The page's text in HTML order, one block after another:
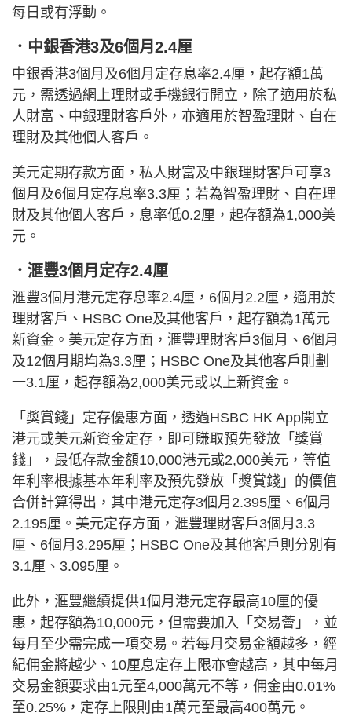
每日或有浮動。
．中銀香港3及6個月2.4厘
中銀香港3個月及6個月定存息率2.4厘，起存額1萬
元，需透過網上理財或手機銀行開立，除了適用於私
人財富、中銀理財客戶外，亦適用於智盈理財、自在
理財及其他個人客戶。
美元定期存款方面，私人財富及中銀理財客戶可享3
個月及6個月定存息率3.3厘；若為智盈理財、自在理
財及其他個人客戶，息率低0.2厘，起存額為1,000美
元。
．滙豐3個月定存2.4厘
滙豐3個月港元定存息率2.4厘，6個月2.2厘，適用於
理財客戶、HSBC One及其他客戶，起存額為1萬元
新資金。美元定存方面，滙豐理財客戶3個月、6個月
及12個月期均為3.3厘；HSBC One及其他客戶則劃
一3.1厘，起存額為2,000美元或以上新資金。
「獎賞錢」定存優惠方面，透過HSBC HK App開立
港元或美元新資金定存，即可賺取預先發放「獎賞
錢」，最低存款金額10,000港元或2,000美元，等值
年利率根據基本年利率及預先發放「獎賞錢」的價值
合併計算得出，其中港元定存3個月2.395厘、6個月
2.195厘。美元定存方面，滙豐理財客戶3個月3.3
厘、6個月3.295厘；HSBC One及其他客戶則分別有
3.1厘、3.095厘。
此外，滙豐繼續提供1個月港元定存最高10厘的優
惠，起存額為10,000元，但需要加入「交易薈」，並
每月至少需完成一項交易。若每月交易金額越多，經
紀佣金將越少、10厘息定存上限亦會越高，其中每月
交易金額要求由1元至4,000萬元不等，佣金由0.01%
至0.25%，定存上限則由1萬元至最高400萬元。